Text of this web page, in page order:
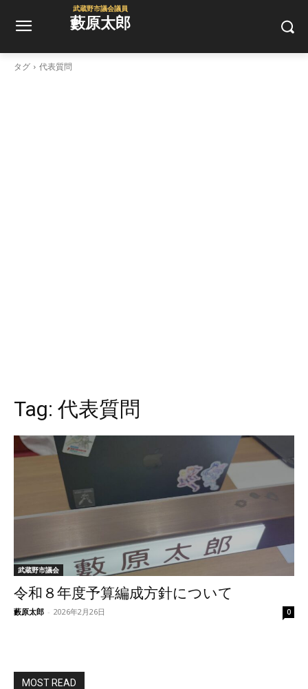
武蔵野市議会議員
藪原太郎
タグ 代表質問
Tag: 代表質問
武蔵野市議会
令和８年度予算編成方針について
藪原太郎 - 2026年2月26日 0
MOST READ